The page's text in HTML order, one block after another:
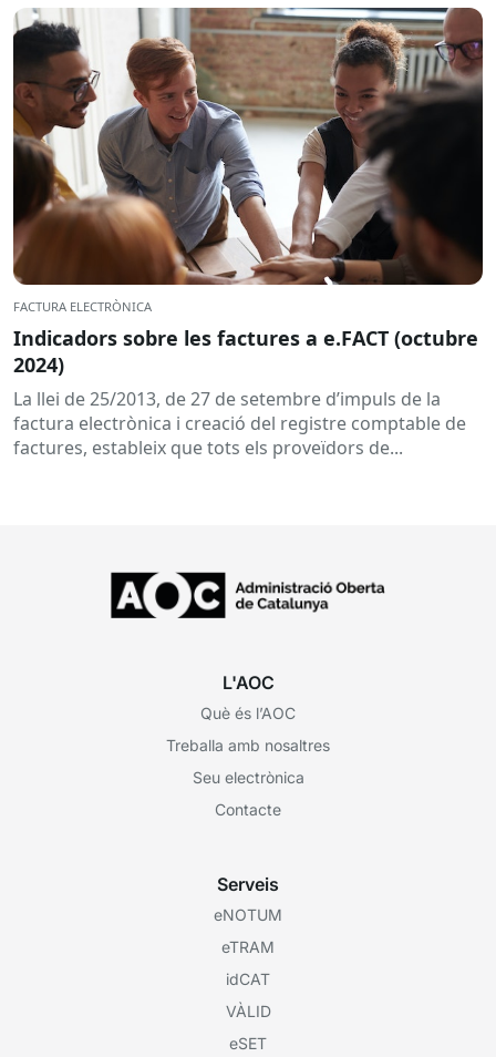
FACTURA ELECTRÒNICA
Indicadors sobre les factures a e.FACT (octubre
2024)
La llei de 25/2013, de 27 de setembre d’impuls de la
factura electrònica i creació del registre comptable de
factures, estableix que tots els proveïdors de...
L'AOC
Què és l’AOC
Treballa amb nosaltres
Seu electrònica
Contacte
Serveis
eNOTUM
eTRAM
idCAT
VÀLID
eSET